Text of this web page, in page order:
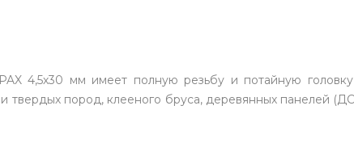
4,5х30 мм имеет полную резьбу и потайную
твердых пород, клееного бруса, деревянных панелей